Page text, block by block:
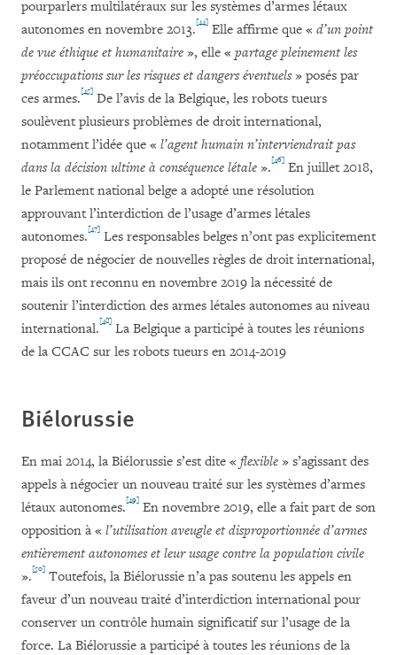
pourparlers multilatéraux sur les systèmes d’armes létaux
autonomes en novembre 2013.[44] Elle affirme que « d’un point
de vue éthique et humanitaire », elle « partage pleinement les
préoccupations sur les risques et dangers éventuels» posés par
ces armes.[45] De l’avis de la Belgique, les robots tueurs
soulèvent plusieurs problèmes de droit international,
notamment l’idée que « l’agent humain n’interviendrait pas
dans la décision ultime à conséquence létale ».[46] En juillet 2018,
le Parlement national belge a adopté une résolution
approuvant l’interdiction de l’usage d’armes létales
autonomes.[47] Les responsables belges n’ont pas explicitement
proposé de négocier de nouvelles règles de droit international,
mais ils ont reconnu en novembre 2019 la nécessité de
soutenir l’interdiction des armes létales autonomes au niveau
international.[48] La Belgique a participé à toutes les réunions
de la CCAC sur les robots tueurs en 2014-2019
Biélorussie
En mai 2014, la Biélorussie s’est dite « flexible » s’agissant des
appels à négocier un nouveau traité sur les systèmes d’armes
létaux autonomes.[49] En novembre 2019, elle a fait part de son
opposition à « l’utilisation aveugle et disproportionnée d’armes
entièrement autonomes et leur usage contre la population civile
».[50] Toutefois, la Biélorussie n’a pas soutenu les appels en
faveur d’un nouveau traité d’interdiction international pour
conserver un contrôle humain significatif sur l’usage de la
force. La Biélorussie a participé à toutes les réunions de la